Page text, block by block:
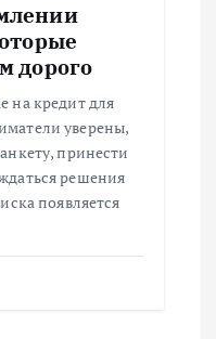
дорого
на кредит для
уверены,
принести
решения
появляется